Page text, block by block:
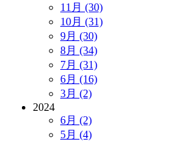
11月 (30)
10月 (31)
9月 (30)
8月 (34)
7月 (31)
6月 (16)
3月 (2)
2024
6月 (2)
5月 (4)